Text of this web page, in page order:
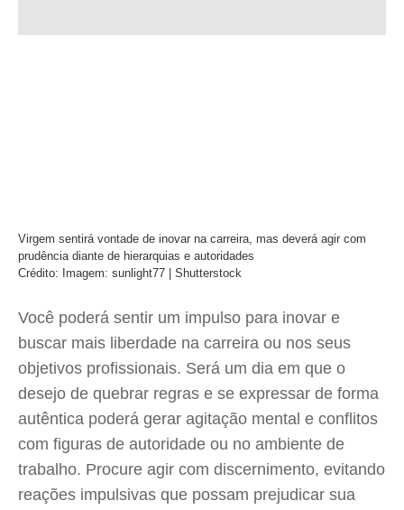
Virgem sentirá vontade de inovar na carreira, mas deverá agir com
prudência diante de hierarquias e autoridades
Crédito: Imagem: sunlight77 | Shutterstock
Você poderá sentir um impulso para inovar e
buscar mais liberdade na carreira ou nos seus
objetivos profissionais. Será um dia em que o
desejo de quebrar regras e se expressar de forma
autêntica poderá gerar agitação mental e conflitos
com figuras de autoridade ou no ambiente de
trabalho. Procure agir com discernimento, evitando
reações impulsivas que possam prejudicar sua